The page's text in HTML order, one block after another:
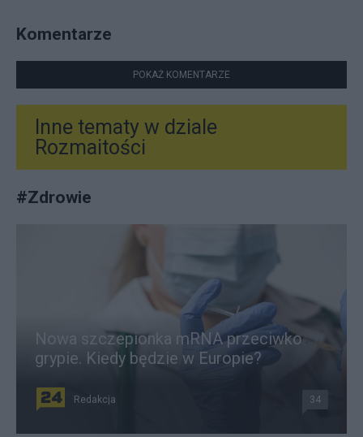
Komentarze
POKAŻ KOMENTARZE
Inne tematy w dziale
Rozmaitości
#Zdrowie
Nowa szczepionka mRNA przeciwko
grypie. Kiedy będzie w Europie?
Redakcja 34